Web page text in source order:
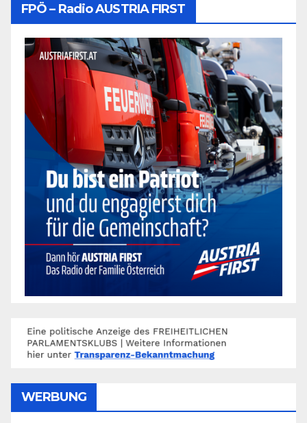
FPÖ – Radio AUSTRIA FIRST
WERBUNG